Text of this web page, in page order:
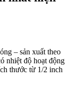
– sản xuất theo
nhiệt độ hoạt động
thước từ 1/2 inch